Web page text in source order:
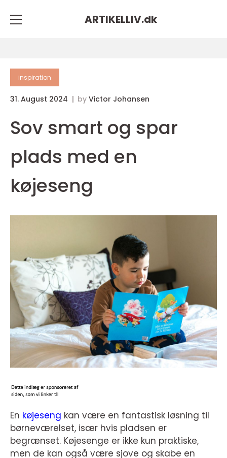
ARTIKELLIV.dk
inspiration
31. August 2024 by Victor Johansen
Sov smart og spar
plads med en
køjeseng
En køjeseng kan være en fantastisk løsning til
børneværelset, især hvis pladsen er
begrænset. Køjesenge er ikke kun praktiske,
men de kan også være sjove og skabe en